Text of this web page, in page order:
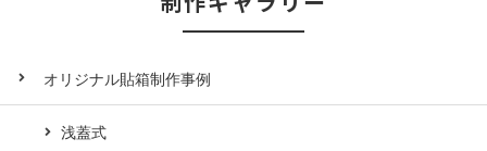
オリジナル貼箱制作事例
浅蓋式